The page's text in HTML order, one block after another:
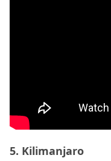
5. Kilimanjaro